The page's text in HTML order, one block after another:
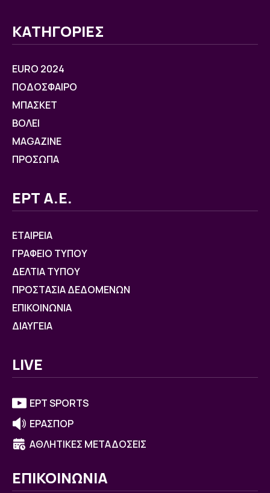
ΚΑΤΗΓΟΡΙΕΣ
EURO 2024
ΠΟΔΟΣΦΑΙΡΟ
ΜΠΑΣΚΕΤ
ΒOΛΕΙ
MAGAZINE
ΠΡΟΣΩΠΑ
ΕΡΤ Α.Ε.
ΕΤΑΙΡΕΙΑ
ΓΡΑΦΕΙΟ ΤΥΠΟΥ
ΔΕΛΤΙΑ ΤΥΠΟΥ
ΠΡΟΣΤΑΣΙΑ ΔΕΔΟΜΕΝΩΝ
ΕΠΙΚΟΙΝΩΝΙΑ
ΔΙΑΥΓΕΙΑ
LIVE
ΕΡΤ SPORTS
ΕΡΑΣΠΟΡ
ΑΘΛΗΤΙΚΕΣ ΜΕΤΑΔΟΣΕΙΣ
ΕΠΙΚΟΙΝΩΝΙΑ